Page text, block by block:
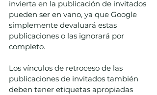
invierta en la publicación de invitados
pueden ser en vano, ya que Google
simplemente devaluará estas
publicaciones o las ignorará por
completo.
Los vínculos de retroceso de las
publicaciones de invitados también
deben tener etiquetas apropiadas